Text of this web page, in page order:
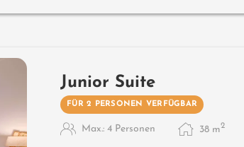
Junior Suite
FÜR 2 PERSONEN VERFÜGBAR
Max.: 4 Personen 38 m2